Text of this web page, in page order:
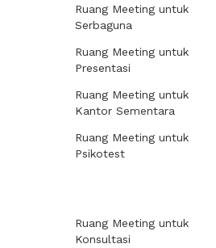
Ruang Meeting untuk
Serbaguna
Ruang Meeting untuk
Presentasi
Ruang Meeting untuk
Kantor Sementara
Ruang Meeting untuk
Psikotest
Ruang Meeting untuk
Konsultasi